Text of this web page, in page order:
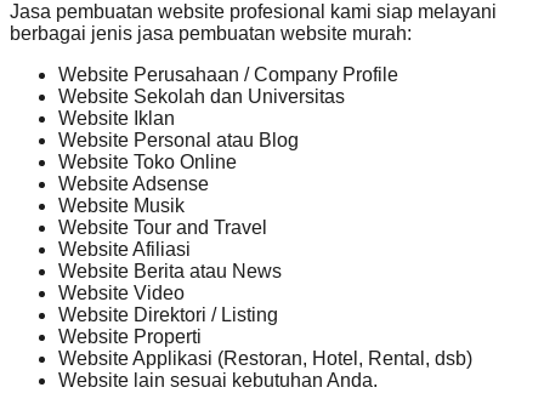
Jasa pembuatan website profesional kami siap melayani
berbagai jenis jasa pembuatan website murah:
Website Perusahaan / Company Profile
Website Sekolah dan Universitas
Website Iklan
Website Personal atau Blog
Website Toko Online
Website Adsense
Website Musik
Website Tour and Travel
Website Afiliasi
Website Berita atau News
Website Video
Website Direktori / Listing
Website Properti
Website Applikasi (Restoran, Hotel, Rental, dsb)
Website lain sesuai kebutuhan Anda.